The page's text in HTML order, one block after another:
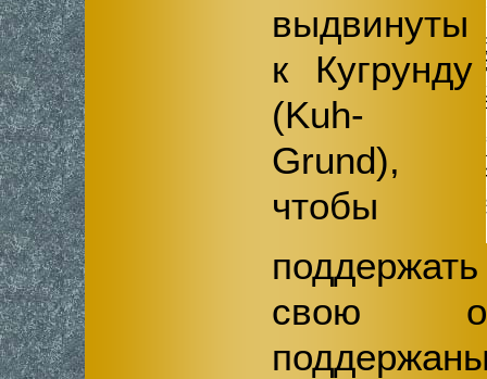
выдвинуты
к Кугрунду
(Kuh-
Grund),
чтобы
свою